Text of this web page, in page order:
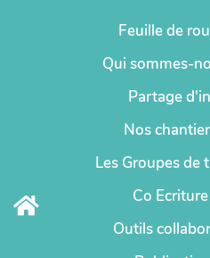
Aller au contenu principal
Feuille de
Qui sommes-
Partage
Nos
Les Groupes de
Co Ecriture
Outils